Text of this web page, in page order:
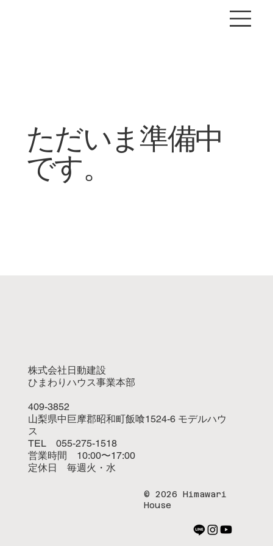
ただいま準備中
です。
株式会社日動建設
ひまわりハウス事業本部
409-3852
山梨県中巨摩郡昭和町飯喰1524-6 モデルハウ
ス
TEL 055-275-1518
営業時間 10:00〜17:00
定休日 毎週火・水
© 2026 Himawari
House